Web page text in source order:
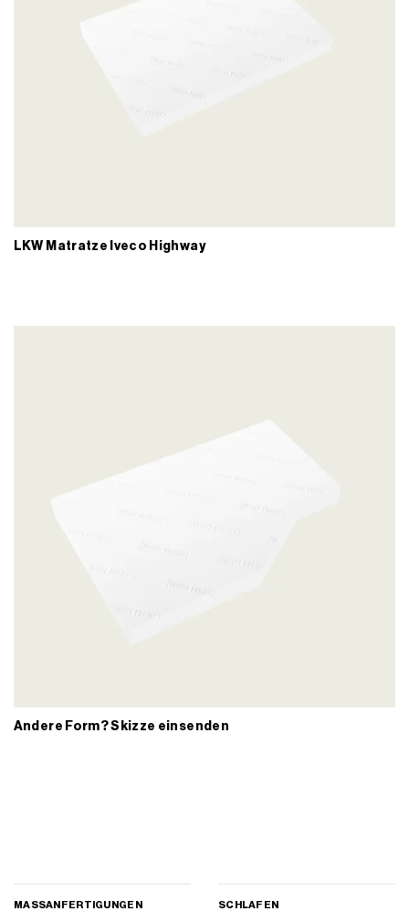
LKW Matratze Iveco Highway
Andere Form? Skizze einsenden
MASSANFERTIGUNGEN SCHLAFEN